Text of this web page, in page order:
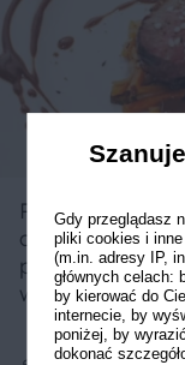
Pierś z kaczki z
czekolady,
podana na
warzywach
Gdy przeglądasz
pliki cookies i
(m.in. adresy IP,
głównych celach:
by kierować do
internecie, by
poniżej, by
dokonać